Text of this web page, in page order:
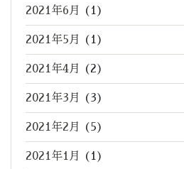
2021年6月 (1)
2021年5月 (1)
2021年4月 (2)
2021年3月 (3)
2021年2月 (5)
2021年1月 (1)